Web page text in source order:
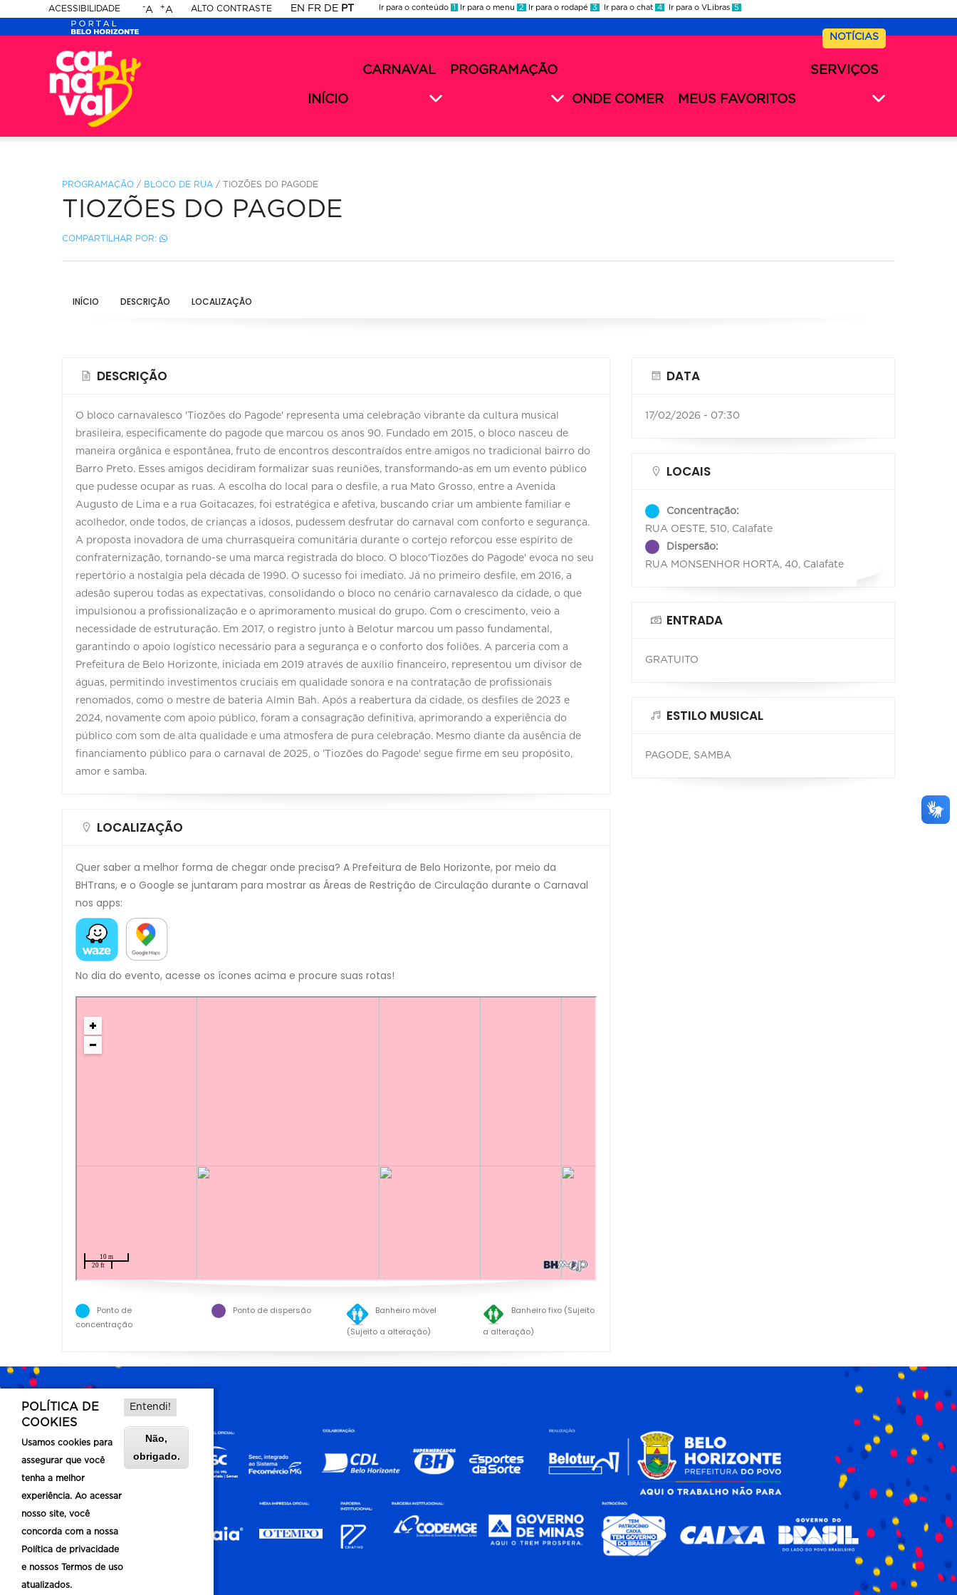
ACESSIBILIDADE
PORTAL
BELO
HORIZONTE
-A +A ALTO CONTRASTE EN FR DE PT
Ir para o conteúdo 1 Ir para o menu 2 Ir para o rodapé 3 Ir para o chat 4 Ir para o VLibras 5
secundário
2026
NOTÍCIAS
2026
INÍCIO
CARNAVAL PROGRAMAÇÃO
ONDE COMER MEUS FAVORITOS
SERVIÇOS
PROGRAMAÇÃO / BLOCO DE RUA / TIOZÕES DO PAGODE
TIOZÕES DO PAGODE
COMPARTILHAR POR:
INÍCIO DESCRIÇÃO LOCALIZAÇÃO
DESCRIÇÃO
O bloco carnavalesco 'Tiozões do Pagode' representa uma celebração vibrante da cultura musical
brasileira, especificamente do pagode que marcou os anos 90. Fundado em 2015, o bloco nasceu de
maneira orgânica e espontânea, fruto de encontros descontraídos entre amigos no tradicional bairro do
Barro Preto. Esses amigos decidiram formalizar suas reuniões, transformando-as em um evento público
que pudesse ocupar as ruas. A escolha do local para o desfile, a rua Mato Grosso, entre a Avenida
Augusto de Lima e a rua Goitacazes, foi estratégica e afetiva, buscando criar um ambiente familiar e
acolhedor, onde todos, de crianças a idosos, pudessem desfrutar do carnaval com conforto e segurança.
A proposta inovadora de uma churrasqueira comunitária durante o cortejo reforçou esse espírito de
confraternização, tornando-se uma marca registrada do bloco. O bloco'Tiozões do Pagode' evoca no seu
repertório a nostalgia pela década de 1990. O sucesso foi imediato. Já no primeiro desfile, em 2016, a
adesão superou todas as expectativas, consolidando o bloco no cenário carnavalesco da cidade, o que
impulsionou a profissionalização e o aprimoramento musical do grupo. Com o crescimento, veio a
necessidade de estruturação. Em 2017, o registro junto à Belotur marcou um passo fundamental,
garantindo o apoio logístico necessário para a segurança e o conforto dos foliões. A parceria com a
Prefeitura de Belo Horizonte, iniciada em 2019 através de auxílio financeiro, representou um divisor de
águas, permitindo investimentos cruciais em qualidade sonora e na contratação de profissionais
renomados, como o mestre de bateria Almin Bah. Após a reabertura da cidade, os desfiles de 2023 e
2024, novamente com apoio público, foram a consagração definitiva, aprimorando a experiência do
público com som de alta qualidade e uma atmosfera de pura celebração. Mesmo diante da ausência de
financiamento público para o carnaval de 2025, o 'Tiozões do Pagode' segue firme em seu propósito,
amor e samba.
LOCALIZAÇÃO
Quer saber a melhor forma de chegar onde precisa? A Prefeitura de Belo Horizonte, por meio da
BHTrans, e o Google se juntaram para mostrar as Áreas de Restrição de Circulação durante o Carnaval
nos apps:
No dia do evento, acesse os ícones acima e procure suas rotas!
Ponto de
concentração
Ponto de dispersão
Banheiro móvel
(Sujeito a alteração)
Banheiro fixo (Sujeito
a alteração)
DATA
17/02/2026 - 07:30
LOCAIS
Concentração:
RUA OESTE, 510, Calafate
Dispersão:
RUA MONSENHOR HORTA, 40, Calafate
ENTRADA
GRATUITO
ESTILO MUSICAL
PAGODE, SAMBA
POLÍTICA DE
COOKIES
Usamos cookies para
assegurar que você
tenha a melhor
experiência. Ao acessar
nosso site, você
concorda com a nossa
Política de privacidade
e nossos Termos de uso
atualizados.
Entendi!
Não,
obrigado.